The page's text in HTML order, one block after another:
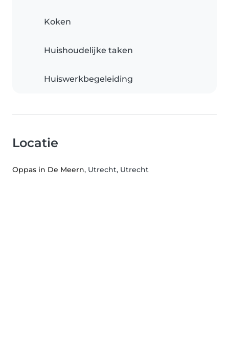
Koken
Huishoudelijke taken
Huiswerkbegeleiding
Locatie
Oppas in De Meern, Utrecht, Utrecht